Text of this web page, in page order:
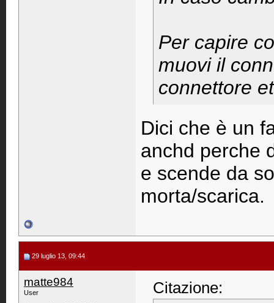
Per capire
muovi il
connettore
Dici che è un
anchd perche
e scende da
morta/scarica.
29 luglio 13, 09:44
matte984
User
Citazione: